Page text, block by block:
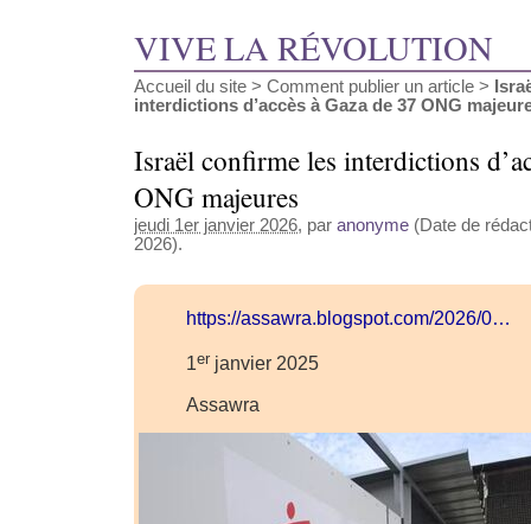
VIVE LA RÉVOLUTION
Accueil du site > Comment publier un article >
interdictions d’accès à Gaza de 37 ONG
Israël confirme les interdictions
ONG majeures
jeudi 1er janvier 2026, par anonyme (Date de
2026).
https://assawra.blogspot.com/2026/0…
1er janvier 2025
Assawra